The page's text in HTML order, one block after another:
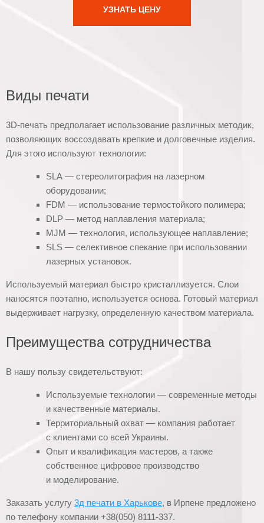
УЗНАТЬ ЦЕНУ
Виды печати
3D-печать предполагает использование различных методик,
позволяющих воссоздавать крепкие и долговечные изделия.
Для этого используют технологии:
SLA — стереолитография на лазерном
оборудовании;
FDM — использование термостойкого полимера;
DLP — метод наплавления материала;
MJM — технология, использующее наплавление;
SLS — селективное спекание при использовании
лазерных установок.
Используемый материал быстро кристаллизуется. Слои
наносятся поэтапно, используется основа. Готовый материал
выдерживает нагрузку, определенную качеством материала.
Преимущества сотрудничества
В нашу пользу свидетельствуют:
Используемые технологии — современные методы
и качественные материалы.
Территориальный охват — компания работает
с клиентами со всей Украины.
Опыт и квалификация мастеров, а также
собственное цифровое производство
и моделирование.
Заказать услугу 3д печати в Харькове, в Ирпене предложено
по телефону компании +38(050) 8111-337.